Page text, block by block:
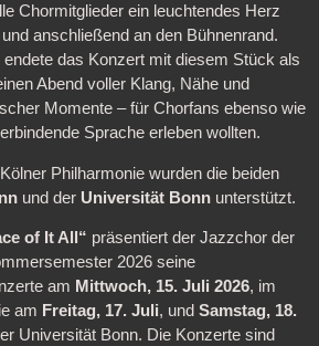
Chormitglieder ein leuchtendes Herz
anschließend an den Bühnenrand.
das Konzert mit diesem Stück als
Abend voller Klang, Nähe und
Momente – für Chorfans ebenso wie
Sprache erleben wollten.
Philharmonie wurden die beiden
und der Universität Bonnunterstützt.
of It All“ präsentiert der Jazzchor der
2026 seine
am Mittwoch, 15. Juli 2026, im
am Freitag, 17. Juli, und Samstag, 18.
Universität Bonn. Die Konzerte sind